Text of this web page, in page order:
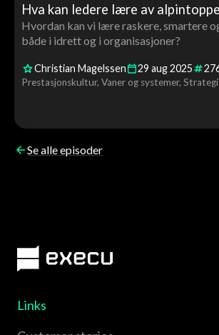
Hva kan ledere lære av
Hvordan kan vi lære raskere, smartere
både i idrett og i organisasjoner?
Christian Magelssen 29 aug2025
Prestasjonskultur Vaner og systemer Strategi
Se alle episoder
Links